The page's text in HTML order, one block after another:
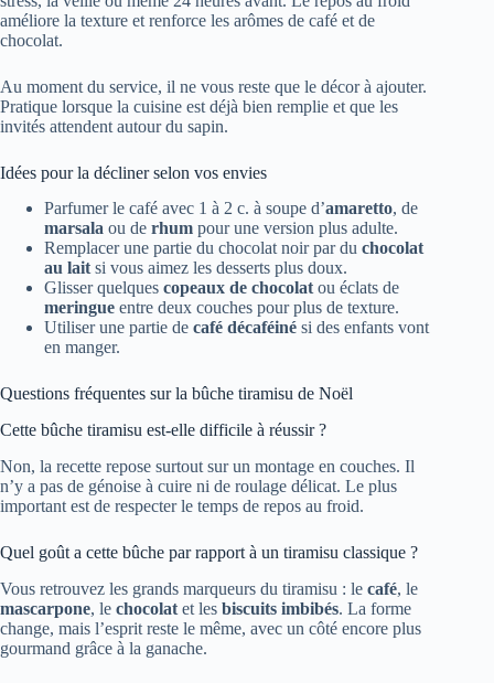
améliore la texture et renforce les arômes de café et de
chocolat.
Au moment du service, il ne vous reste que le décor à ajouter.
Pratique lorsque la cuisine est déjà bien remplie et que les
invités attendent autour du sapin.
Idées pour la décliner selon vos envies
Parfumer le café avec 1 à 2 c. à soupe d’amaretto, de
marsala ou de rhum pour une version plus adulte.
Remplacer une partie du chocolat noir par du chocolat
au laitsi vous aimez les desserts plus doux.
Glisser quelques copeaux de chocolatou éclats de
meringue entre deux couches pour plus de texture.
Utiliser une partie de café décaféiné si des enfants vont
en manger.
Questions fréquentes sur la bûche tiramisu de Noël
Cette bûche tiramisu est-elle difficile à réussir ?
Non, la recette repose surtout sur un montage en couches. Il
n’y a pas de génoise à cuire ni de roulage délicat. Le plus
important est de respecter le temps de repos au froid.
Quel goût a cette bûche par rapport à un tiramisu classique ?
Vous retrouvez les grands marqueurs du tiramisu : le café, le
mascarpone, le chocolat et les biscuits imbibés. La forme
change, mais l’esprit reste le même, avec un côté encore plus
gourmand grâce à la ganache.